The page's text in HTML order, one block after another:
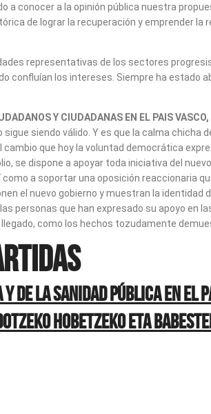
a conocer a la opinión pública nuestra
de lograr la recuperación y emprender la
representativas de los sectores
confluían los intereses. Siempre ha estado
Y CIUDADANAS EN EL PAIS
siendo válido. Y es que la calma chicha
que hoy la voluntad democrática
se dispone a apoyar toda iniciativa del
a soportar una oposición reaccionaria
el nuevo gobierno y muestran la identidad
personas que han expresado su apoyo en
como los hechos tozudamente
de la sanidad pública en el
hobetzeko eta